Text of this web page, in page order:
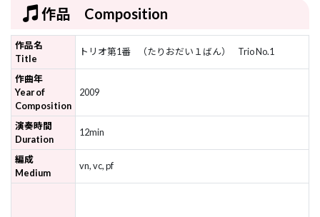
作品 Composition
作品名
Title
トリオ第1番 （たりおだい１ばん） Trio No.1
作曲年
Year of
Composition
2009
演奏時間
Duration
12min
編成
Medium
vn, vc, pf